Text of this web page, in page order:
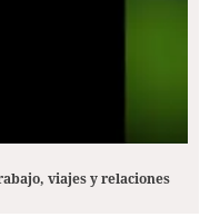
viajes y relaciones